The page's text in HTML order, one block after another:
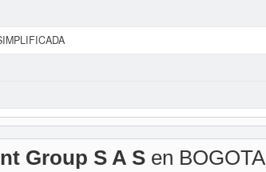
Group S A Sen BOGOTA